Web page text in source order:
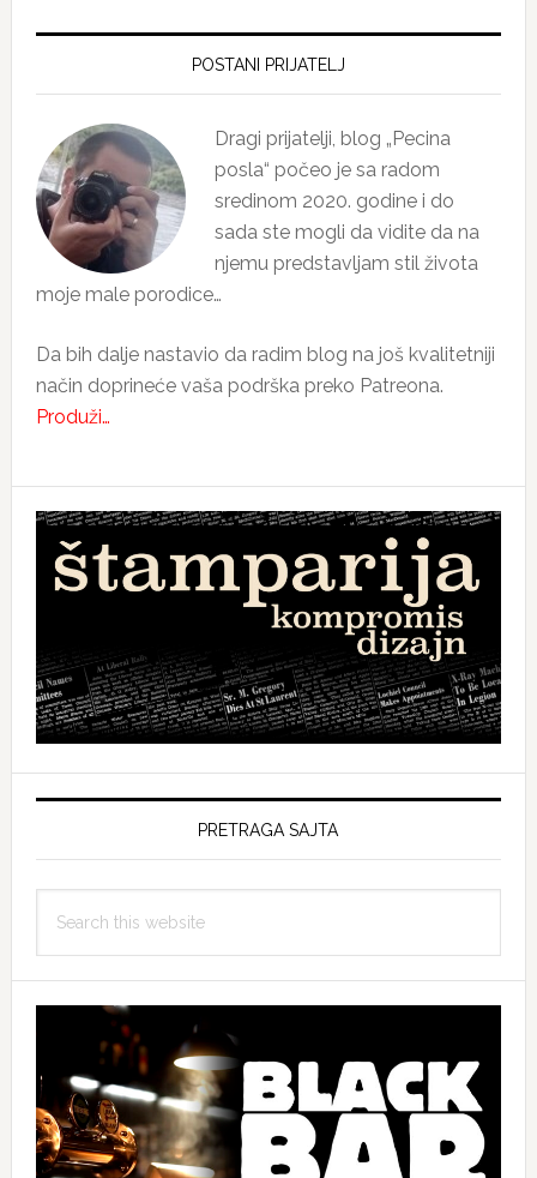
Primary
POSTANI PRIJATELJ
Dragi prijatelji, blog „Pecina
posla“ počeo je sa radom
sredinom 2020. godine i do
sada ste mogli da vidite da na
njemu predstavljam stil života
moje male porodice…
Da bih dalje nastavio da radim blog na još kvalitetniji
način doprineće vaša podrška preko Patreona.
Produži…
PRETRAGA SAJTA
this